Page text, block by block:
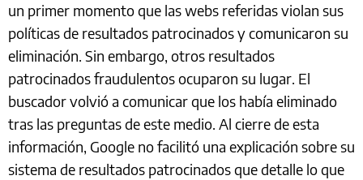
un primer momento que las webs referidas violan sus
políticas de resultados patrocinados y comunicaron su
eliminación. Sin embargo, otros resultados
patrocinados fraudulentos ocuparon su lugar. El
buscador volvió a comunicar que los había eliminado
tras las preguntas de este medio. Al cierre de esta
información, Google no facilitó una explicación sobre su
sistema de resultados patrocinados que detalle lo que